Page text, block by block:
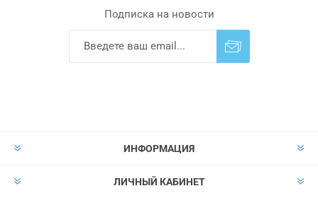
Подписка на новости
ИНФОРМАЦИЯ
ЛИЧНЫЙ КАБИНЕТ